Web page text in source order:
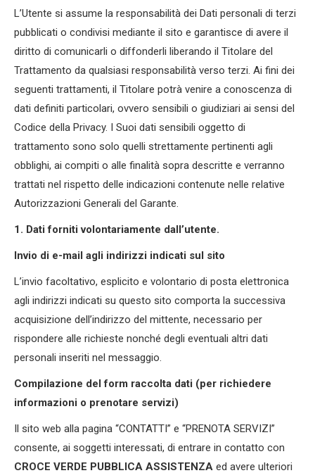
L’Utente si assume la responsabilità dei Dati personali di terzi
pubblicati o condivisi mediante il sito e garantisce di avere il
diritto di comunicarli o diffonderli liberando il Titolare del
Trattamento da qualsiasi responsabilità verso terzi. Ai fini dei
seguenti trattamenti, il Titolare potrà venire a conoscenza di
dati definiti particolari, ovvero sensibili o giudiziari ai sensi del
Codice della Privacy. I Suoi dati sensibili oggetto di
trattamento sono solo quelli strettamente pertinenti agli
obblighi, ai compiti o alle finalità sopra descritte e verranno
trattati nel rispetto delle indicazioni contenute nelle relative
Autorizzazioni Generali del Garante.
1. Dati forniti volontariamente dall’utente.
Invio di e-mail agli indirizzi indicati sul sito
L’invio facoltativo, esplicito e volontario di posta elettronica
agli indirizzi indicati su questo sito comporta la successiva
acquisizione dell’indirizzo del mittente, necessario per
rispondere alle richieste nonché degli eventuali altri dati
personali inseriti nel messaggio.
Compilazione del form raccolta dati (per richiedere
informazioni o prenotare servizi)
Il sito web alla pagina “CONTATTI” e “PRENOTA SERVIZI”
consente, ai soggetti interessati, di entrare in contatto con
CROCE VERDE PUBBLICA ASSISTENZA ed avere ulteriori